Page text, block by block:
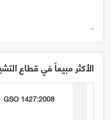
-
الأكثر مبيعاً في قطاع
GSO 1427:2008